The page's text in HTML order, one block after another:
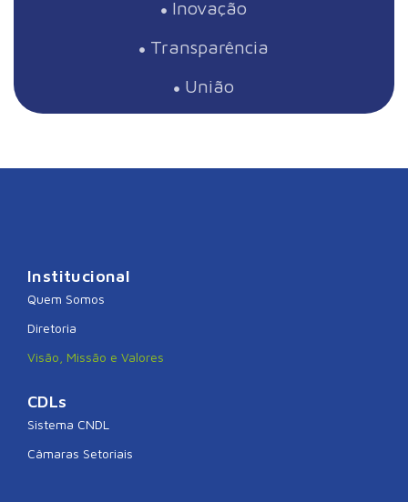
Inovação
Transparência
União
Institucional
Quem Somos
Diretoria
Visão, Missão e Valores
CDLs
Sistema CNDL
Câmaras Setoriais